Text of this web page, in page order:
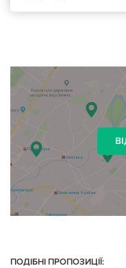
ПОДІБНІ ПРОПОЗИЦІЇ: